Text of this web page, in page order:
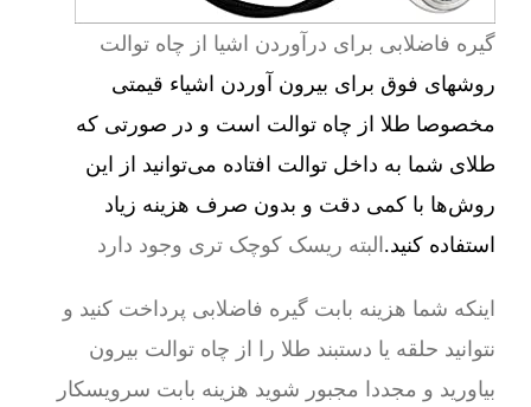
گیره فاضلابی برای درآوردن اشیا از چاه توالت
روشهای فوق برای بیرون آوردن اشیاء قیمتی
مخصوصا طلا از چاه توالت است و در صورتی که
طلای شما به داخل توالت افتاده می‌توانید از این
روش‌ها با کمی دقت و بدون صرف هزینه زیاد
استفاده کنید.البته ریسک کوچک تری وجود دارد
اینکه شما هزینه بابت گیره فاضلابی پرداخت کنید و
نتوانید حلقه یا دستبند طلا را از چاه توالت بیرون
بیاورید و مجددا مجبور شوید هزینه بابت سرویسکار